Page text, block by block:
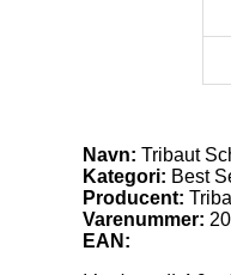
Navn: Tribaut
Kategori: Best
Producent:
Varenummer:
EAN: